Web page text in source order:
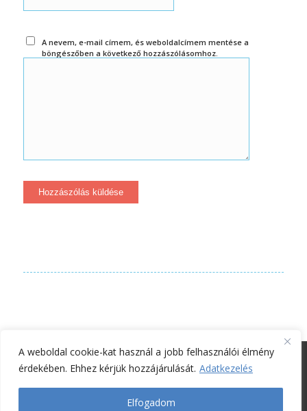
A weboldal cookie-kat használ a jobb felhasználói élmény
érdekében. Ehhez kérjük hozzájárulását. Adatkezelés
Elfogadom
A nevem, e-mail címem, és weboldalcímem mentése a
böngészőben a következő hozzászólásomhoz.
© Laudetur Kiadó - Codex Consulting Kft. -
Enfold WordPress Theme